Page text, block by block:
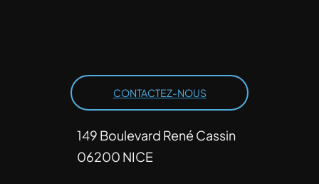
CONTACTEZ-NOUS
149 Boulevard René Cassin
06200 NICE